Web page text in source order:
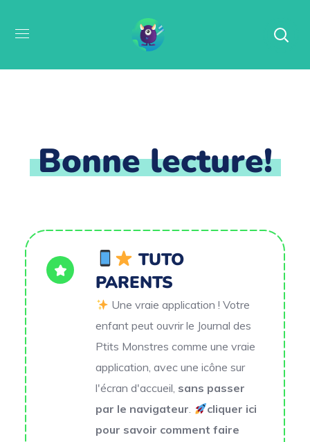
Bonne lecture!
TUTO
PARENTS
Une vraie application ! Votre
enfant peut ouvrir le Journal des
Ptits Monstres comme une vraie
application, avec une icône sur
l'écran d'accueil, sans passer
par le navigateur.
cliquer ici
pour savoir comment faire